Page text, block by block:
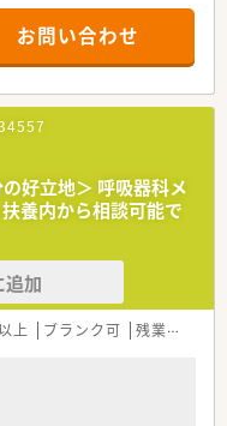
大垣駅から車で13分ほど
です。
おり、内科や小児科など複
す。
、患者様一人ひとりに丁
徴です。
職場です。
に開催されており、パート
ンが活発です。
に必要な備品がしっかりと
ート勤務でも常に新しい知
お問い合わせ
の好立地＞ 呼吸器科メ
養内から相談可能で
追加
上 ブランク可 残業なし(ほぼなし含む)